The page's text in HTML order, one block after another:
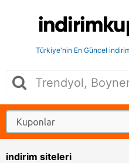
Türkiye'nin En Güncel
indirim siteleri